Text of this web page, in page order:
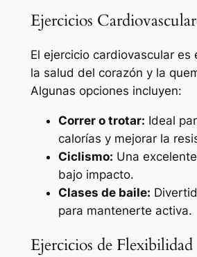
Ejercicios
El ejercicio cardiovascular es
la salud del corazón y la
Algunas opciones incluyen:
Correr o trotar: Ideal
calorías y mejorar la
Ciclismo: Una
bajo impacto.
Clases de baile:
para mantenerte activa.
Ejercicios de Flexibilidad